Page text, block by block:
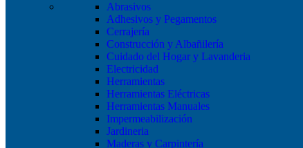
Abrasivos
Adhesivos y Pegamentos
Cerrajería
Construcción y Albañilería
Cuidado del Hogar y Lavanderia
Electricidad
Herramientas
Herramientas Eléctricas
Herramientas Manuales
Impermeabilización
Jardineria
Maderas y Carpintería